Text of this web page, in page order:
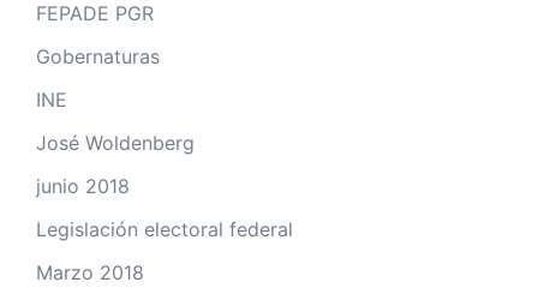
FEPADE PGR
Gobernaturas
INE
José Woldenberg
junio 2018
Legislación electoral federal
Marzo 2018